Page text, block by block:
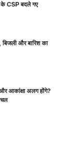
के CSP बदले गए
और बारिश का
और आकांक्षा अलग होंगे?